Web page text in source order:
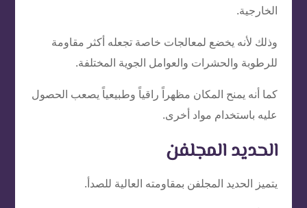
الخارجية.
وذلك لأنه يخضع لمعالجات خاصة تجعله أكثر مقاومة
للرطوبة والحشرات والعوامل الجوية المختلفة.
كما أنه يمنح المكان مظهراً راقياً وطبيعياً يصعب الحصول
عليه باستخدام مواد أخرى.
الحديد المجلفن
يتميز الحديد المجلفن بمقاومته العالية للصدأ.